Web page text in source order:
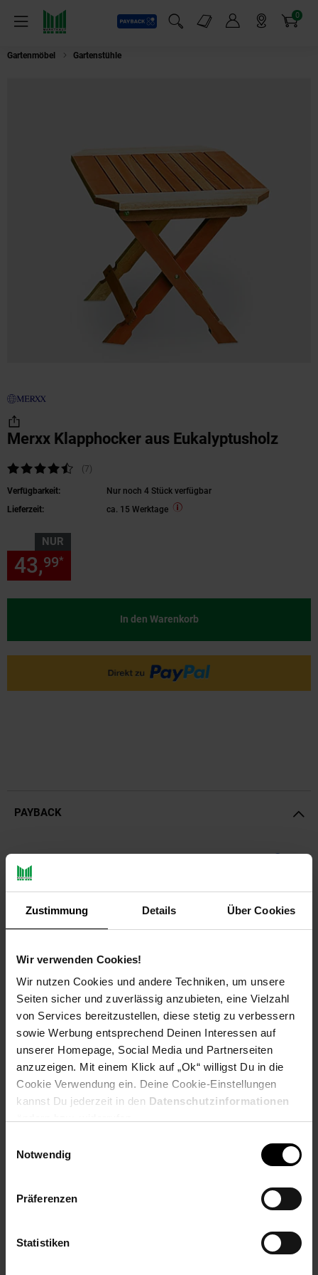
Zustimmung Details Über Cookies
Wir verwenden Cookies!
Wir nutzen Cookies und andere Techniken, um unsere
Seiten sicher und zuverlässig anzubieten, eine Vielzahl
von Services bereitzustellen, diese stetig zu verbessern
sowie Werbung entsprechend Deinen Interessen auf
unserer Homepage, Social Media und Partnerseiten
anzuzeigen. Mit einem Klick auf „Ok“ willigst Du in die
Cookie Verwendung ein. Deine Cookie-Einstellungen
kannst Du jederzeit in den Datenschutzinformationen
Notwendig
Präferenzen
Statistiken
Menü
Payback
Suchfeld einblenden
Markt-Angebote 0
Artikel
Gartenmöbel Gartenstühle
Merxx Klapphocker aus Eukalyptusholz
Kundenbewertung: 4,71 von 5 Sternen
(7Kundenbewertungen
)
Verfügbarkeit:
Nur noch 4 Stück verfügbar
Lieferzeit:
ca. 15 Werktage
NUR
43,99*
In den Warenkorb
PAYBACK
Produktbeschreibung
Dieser Klapphocker ist eine nützlicher Sitzgelegenheit, wenn
Not am Mann ist oder nutzen Sie ihn einfach als kleinen
Beistelltisch für Glas und Teller.
Klapphocker aus Eukalyptusholz
Natur geölt
Stabile Ausführung
Mit glavinisierten Schrauben
Maße und Gewicht
Maße: ca. B 50 x H 50 x T 50 cm
empfehlen wir Ihnen diese in den Wintermonaten an einem
trockenen und geschützten Ort zu lagern. Das verlängert die